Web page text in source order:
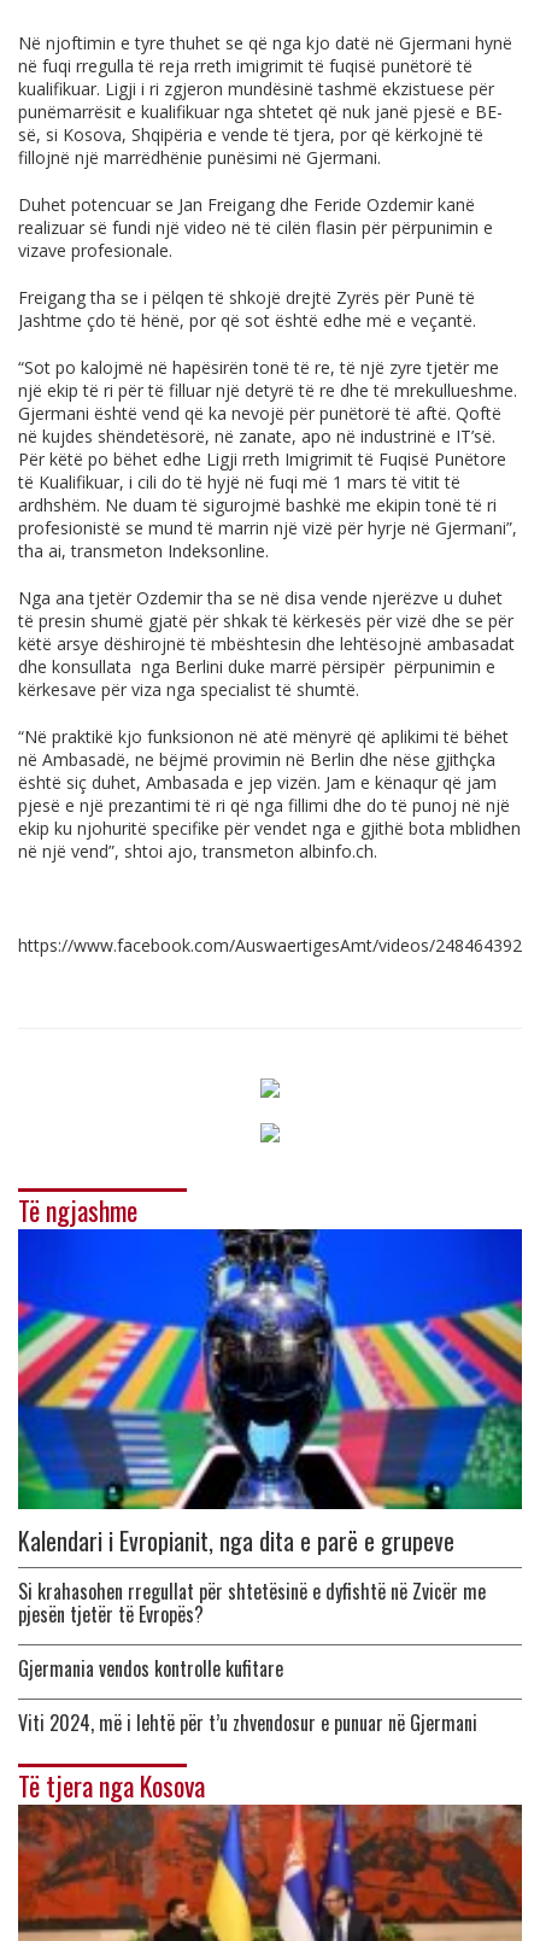
Në njoftimin e tyre thuhet se që nga kjo datë në Gjermani hynë
në fuqi rregulla të reja rreth imigrimit të fuqisë punëtorë të
kualifikuar. Ligji i ri zgjeron mundësinë tashmë ekzistuese për
punëmarrësit e kualifikuar nga shtetet që nuk janë pjesë e BE-
së, si Kosova, Shqipëria e vende të tjera, por që kërkojnë të
fillojnë një marrëdhënie punësimi në Gjermani.
Duhet potencuar se Jan Freigang dhe Feride Ozdemir kanë
realizuar së fundi një video në të cilën flasin për përpunimin e
vizave profesionale.
Freigang tha se i pëlqen të shkojë drejtë Zyrës për Punë të
Jashtme çdo të hënë, por që sot është edhe më e veçantë.
“Sot po kalojmë në hapësirën tonë të re, të një zyre tjetër me
një ekip të ri për të filluar një detyrë të re dhe të mrekullueshme.
Gjermani është vend që ka nevojë për punëtorë të aftë. Qoftë
në kujdes shëndetësorë, në zanate, apo në industrinë e IT’së.
Për këtë po bëhet edhe Ligji rreth Imigrimit të Fuqisë Punëtore
të Kualifikuar, i cili do të hyjë në fuqi më 1 mars të vitit të
ardhshëm. Ne duam të sigurojmë bashkë me ekipin tonë të ri
profesionistë se mund të marrin një vizë për hyrje në Gjermani”,
tha ai, transmeton Indeksonline.
Nga ana tjetër Ozdemir tha se në disa vende njerëzve u duhet
të presin shumë gjatë për shkak të kërkesës për vizë dhe se për
këtë arsye dëshirojnë të mbështesin dhe lehtësojnë ambasadat
dhe konsullata nga Berlini duke marrë përsipër përpunimin e
kërkesave për viza nga specialist të shumtë.
“Në praktikë kjo funksionon në atë mënyrë që aplikimi të bëhet
në Ambasadë, ne bëjmë provimin në Berlin dhe nëse gjithçka
është siç duhet, Ambasada e jep vizën. Jam e kënaqur që jam
pjesë e një prezantimi të ri që nga fillimi dhe do të punoj në një
ekip ku njohuritë specifike për vendet nga e gjithë bota mblidhen
në një vend”, shtoi ajo, transmeton albinfo.ch.
https://www.facebook.com/AuswaertigesAmt/videos/
Të ngjashme
Kalendari i Evropianit, nga dita e parë e grupeve
Si krahasohen rregullat për shtetësinë e dyfishtë në Zvicër me
pjesën tjetër të Evropës?
Gjermania vendos kontrolle kufitare
Viti 2024, më i lehtë për t’u zhvendosur e punuar në Gjermani
Të tjera nga Kosova